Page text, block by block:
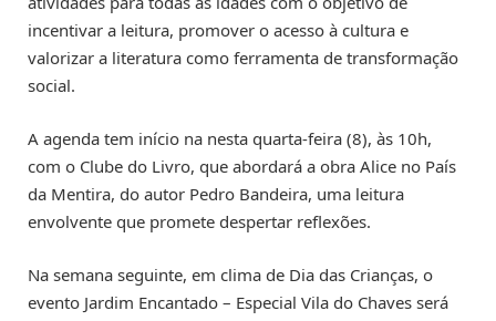
incentivar a leitura, promover o acesso à cultura e
valorizar a literatura como ferramenta de transformação
social.
A agenda tem início na nesta quarta-feira (8), às 10h,
com o Clube do Livro, que abordará a obra Alice no País
da Mentira, do autor Pedro Bandeira, uma leitura
envolvente que promete despertar reflexões.
Na semana seguinte, em clima de Dia das Crianças, o
evento Jardim Encantado – Especial Vila do Chaves será